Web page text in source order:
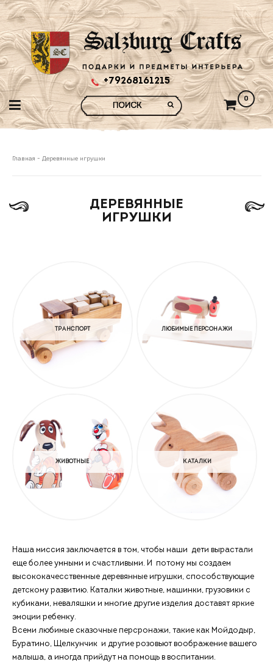
+79268161215
0
Главная - Деревянные игрушки
ДЕРЕВЯННЫЕ
ИГРУШКИ
ТРАНСПОРТ ЛЮБИМЫЕ ПЕРСОНАЖИ
ЖИВОТНЫЕ КАТАЛКИ
Наша миссия заключается в том, чтобы наши дети вырастали
еще более умными и счастливыми. И потому мы создаем
высококачесственные деревянные игрушки, способствующие
детскому развитию. Каталки животные, машинки, грузовики с
кубиками, неваляшки и многие другие изделия доставят яркие
эмоции ребенку.
Всеми любимые сказочные персронажи, такие как Мойдодыр,
Буратино, Щелкунчик и другие розовьют воображение вашего
малыша, а иногда прийдут на помощь в воспитании.